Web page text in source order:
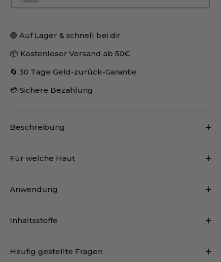
🟢 Auf Lager & schnell bei dir
📦 Kostenloser Versand ab 50€
🔄 30 Tage Geld-zurück-Garantie
💳 Sichere Bezahlung
Beschreibung
Für welche Haut
Anwendung
Inhaltsstoffe
Häufig gestellte Fragen